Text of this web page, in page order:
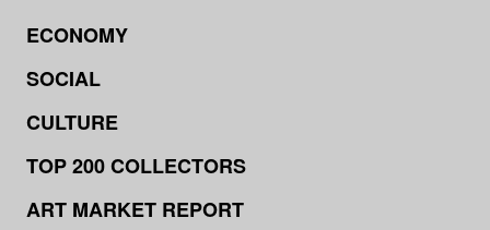
ECONOMY
SOCIAL
CULTURE
TOP 200 COLLECTORS
ART MARKET REPORT